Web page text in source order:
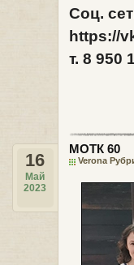
Соц.
https://
т. 8 950
МОТК 60
Verona
16
Май
2023